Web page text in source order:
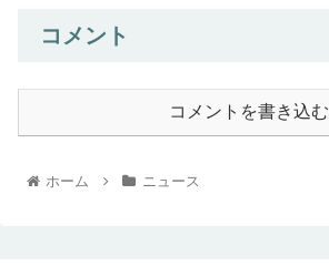
コメント
コメントを書き込む
ホーム ニュース